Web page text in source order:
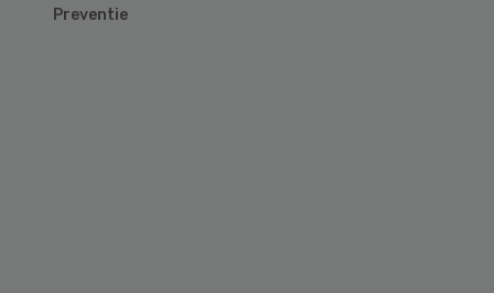
Preventie